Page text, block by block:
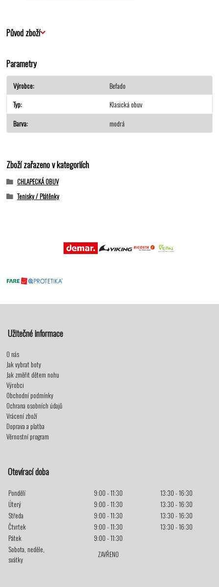
Původ zboží
Parametry
Výrobce
Befado
Typ
Klasická obuv
Barva
modrá
Zboží zařazeno v kategoriích
CHLAPECKÁ OBUV
Tenisky / Plátěnky
Užitečné informace
O nás
Jak vybrat boty
Jak změřit dětem nohu
Výrobci
Obchodní podmínky
Ochrana osobních údajů
Vrácení zboží
Doprava a platba
Věrnostní program
Otevírací doba
Pondělí 9:00 - 11:30
13:30 - 16:30
Úterý
9:00 - 11:30
13:30 - 16:30
Středa
9:00 - 11:30
13:30 - 16:30
Čtvrtek
9:00 - 11:30
13:30 - 16:30
Pátek
9:00 - 11:30
Sobota, neděle,
svátky
ZAVŘENO